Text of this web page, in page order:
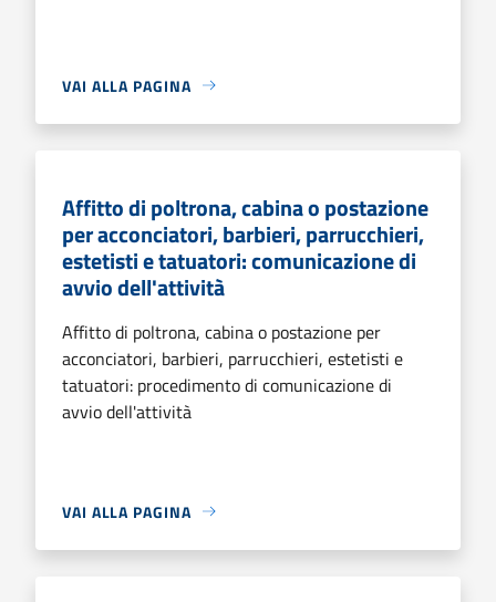
VAI ALLA PAGINA
Affitto di poltrona, cabina o postazione
per acconciatori, barbieri, parrucchieri,
estetisti e tatuatori: comunicazione di
avvio dell'attività
Affitto di poltrona, cabina o postazione per
acconciatori, barbieri, parrucchieri, estetisti e
tatuatori: procedimento di comunicazione di
avvio dell'attività
VAI ALLA PAGINA